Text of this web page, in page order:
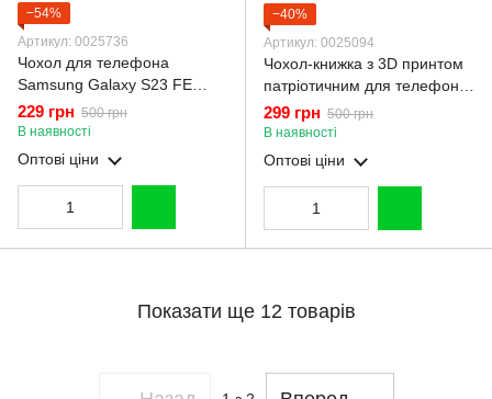
−54%
Артикул: 0025736
Чохол для телефона
Samsung Galaxy S23 FE
(SM-S711) броньований з
магнітним кільцем-тримачем
на самсунг с23 фе чорний
229 грн 500 грн
В наявності
Оптові ціни
−40%
Артикул: 0025094
Чохол-книжка з 3D принтом
патріотичним для телефона
Samsung Galaxy S23 FE
(SM-S711) з екошкіри із
підставкою та магнітом
бордова gd2
299 грн 500 грн
В наявності
Оптові ціни
Показати ще 12 товарів